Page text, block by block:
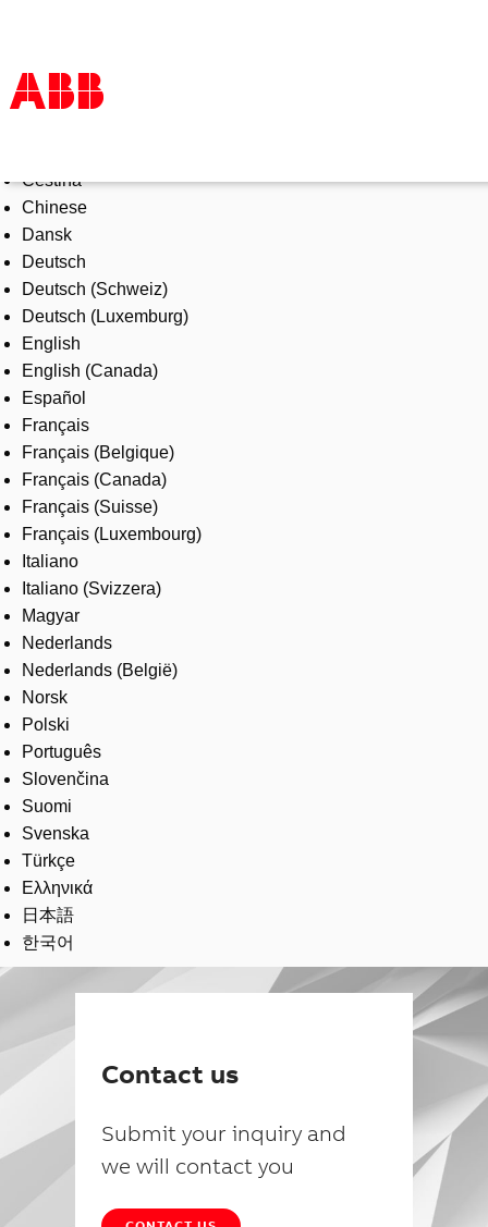
Products & Solutions
Industries
Services
About us
Where to buy
Contact us
Careers
Čeština
Chinese
Dansk
Deutsch
Deutsch (Schweiz)
Deutsch (Luxemburg)
English
English (Canada)
Español
Français
Français (Belgique)
Français (Canada)
Français (Suisse)
Français (Luxembourg)
Italiano
Italiano (Svizzera)
Magyar
Nederlands
Nederlands (België)
Norsk
Polski
Português
Slovenčina
Suomi
Svenska
Türkçe
Ελληνικά
日本語
한국어
Contact us
Submit your inquiry and
we will contact you